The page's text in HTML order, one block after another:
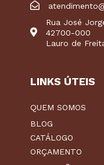
Rua José
42700-000
Lauro de
LINKS ÚTEIS
QUEM SOMOS
BLOG
CATÁLOGO
ORÇAMENTO